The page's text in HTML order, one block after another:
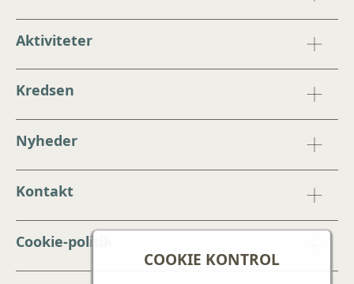
COOKIE KONTROL
Aktiviteter
Kredsen
Nyheder
Kontakt
Cookie-politik